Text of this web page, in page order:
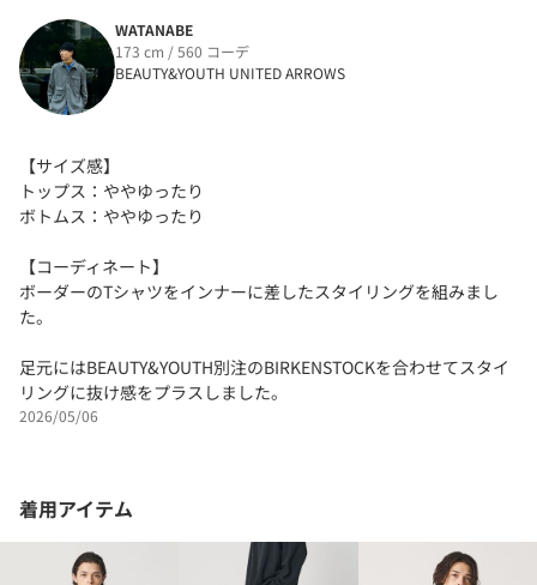
WATANABE
173 cm / 560 コーデ
BEAUTY&YOUTH UNITED ARROWS
【サイズ感】
トップス：ややゆったり
ボトムス：ややゆったり
【コーディネート】
ボーダーのTシャツをインナーに差したスタイリングを組みまし
た。
足元にはBEAUTY&YOUTH別注のBIRKENSTOCKを合わせてスタイ
リングに抜け感をプラスしました。
2026/05/06
着用アイテム